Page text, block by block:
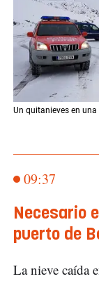
Un quitanieves en una
09:37
Necesario
puerto de
La nieve caída